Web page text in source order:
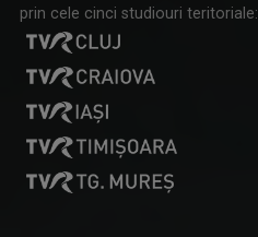
prin cele cinci studiouri teritoriale: